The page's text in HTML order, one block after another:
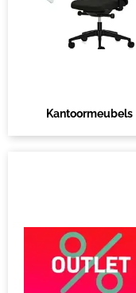
Kantoormeubels